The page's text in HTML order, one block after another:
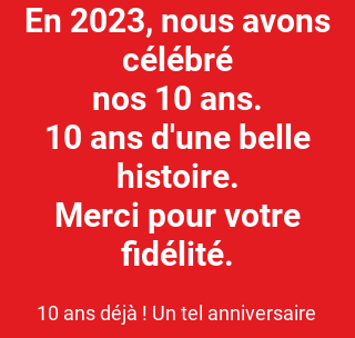
En 2023, nous avons
célébré
nos 10 ans.
10 ans d'une belle
histoire.
Merci pour votre
fidélité.
10 ans déjà ! Un tel anniversaire